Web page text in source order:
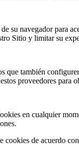
su navegador para
Sitio y limitar su
que también
proveedores
en cualquier
de acuerdo